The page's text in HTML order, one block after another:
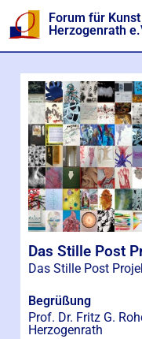
Forum für
Herzogenrath
Das Stille Post
Das Stille Post
Begrüßung
Prof. Dr. Fritz G.
Herzogenrath